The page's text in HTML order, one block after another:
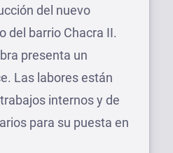
del nuevo
del barrio Chacra II.
presenta un
Las labores están
internos y de
para su puesta en